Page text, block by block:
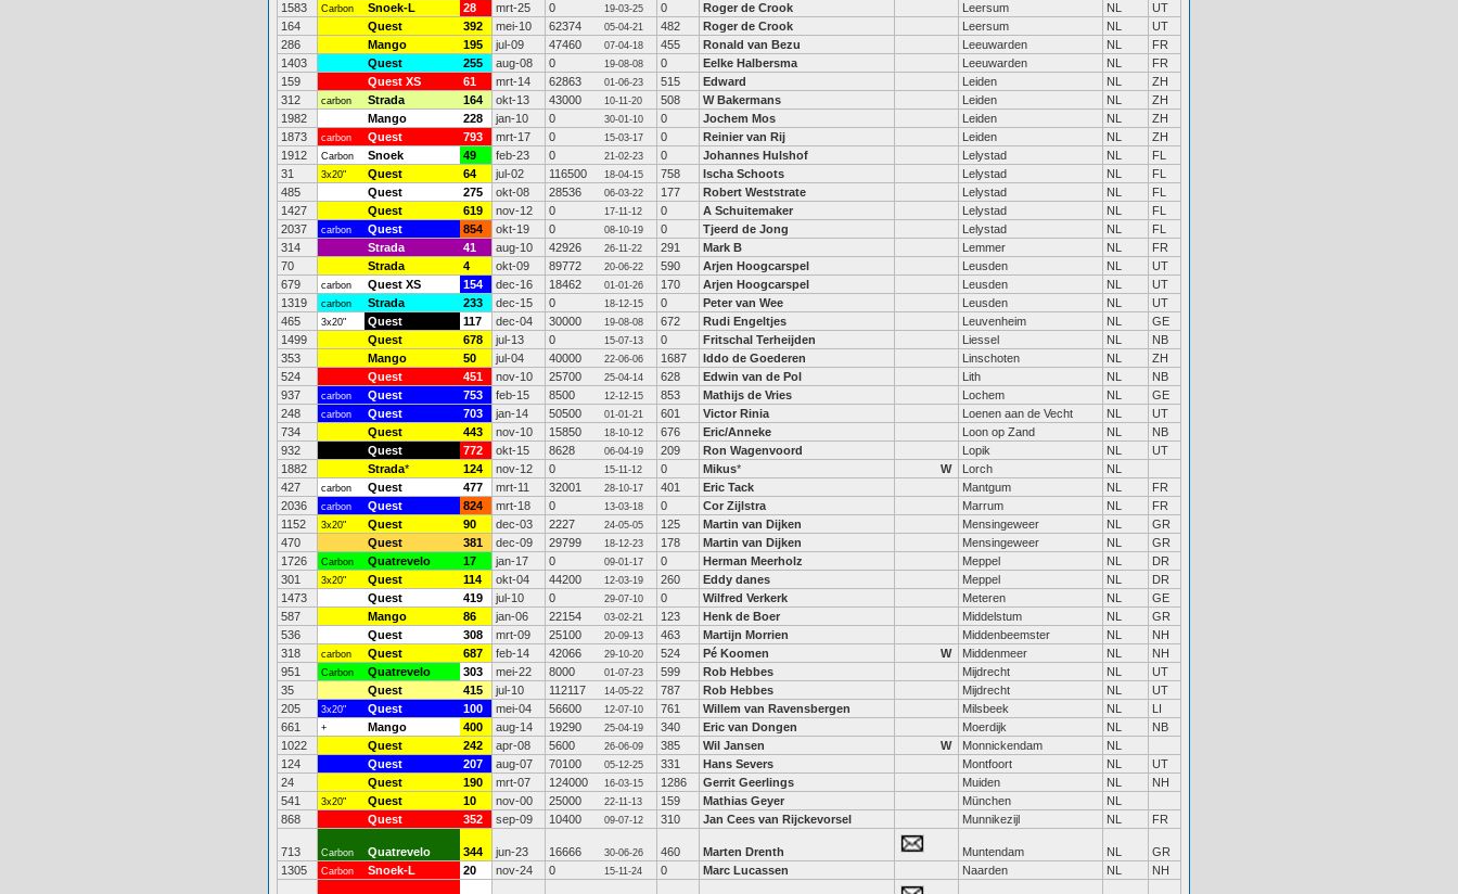
1583
Carbon Snoek-L 28 mrt-25 0 19-03-25 0 Roger de Crook Leersum NL
UT
164
Quest 392 mei-10 62374 05-04-21 482 Roger de Crook Leersum NL
UT
286
Mango 195 jul-09 47460 07-04-18 455 Ronald van Bezu Leeuwarden NL
FR
1403
Quest 255 aug-08 0 19-08-08 0 Eelke Halbersma Leeuwarden NL
FR
159
Quest XS 61 mrt-14 62863 01-06-23 515 Edward Leiden NL
ZH
312
carbon Strada 164 okt-13 43000 10-11-20 508 W Bakermans Leiden NL
ZH
1982
Mango 228 jan-10 0 30-01-10 0 Jochem Mos Leiden NL
ZH
1873
carbon Quest 793 mrt-17 0 15-03-17 0 Reinier van Rij Leiden NL
ZH
1912
Carbon Snoek 49 feb-23 0 21-02-23 0 Johannes Hulshof Lelystad NL
FL
31
3x20" Quest 64 jul-02 116500 18-04-15 758 Ischa Schoots Lelystad NL
FL
485
Quest 275 okt-08 28536 06-03-22 177 Robert Weststrate Lelystad NL
FL
1427
Quest 619 nov-12 0 17-11-12 0 A Schuitemaker Lelystad NL
FL
2037
carbon Quest 854 okt-19 0 08-10-19 0 Tjeerd de Jong Lelystad NL
FL
314
Strada 41 aug-10 42926 26-11-22 291 Mark B Lemmer NL
FR
70
Strada 4 okt-09 89772 20-06-22 590 Arjen Hoogcarspel Leusden NL
UT
679
carbon Quest XS 154 dec-16 18462 01-01-26 170 Arjen Hoogcarspel Leusden NL
UT
1319
carbon Strada 233 dec-15 0 18-12-15 0 Peter van Wee Leusden NL
UT
465
3x20" Quest 117 dec-04 30000 19-08-08 672 Rudi Engeltjes Leuvenheim NL
GE
1499
Quest 678 jul-13 0 15-07-13 0 Fritschal Terheijden Liessel NL
NB
353
Mango 50 jul-04 40000 22-06-06 1687 Iddo de Goederen Linschoten NL
ZH
524
Quest 451 nov-10 25700 25-04-14 628 Edwin van de Pol Lith NL
NB
937
carbon Quest 753 feb-15 8500 12-12-15 853 Mathijs de Vries Lochem NL
GE
248
carbon Quest 703 jan-14 50500 01-01-21 601 Victor Rinia Loenen aan de Vecht NL
UT
734
Quest 443 nov-10 15850 18-10-12 676 Eric/Anneke Loon op Zand NL
NB
932
Quest 772 okt-15 8628 06-04-19 209 Ron Wagenvoord Lopik NL
UT
1882
Strada* 124 nov-12 0 15-11-12 0 Mikus* W Lorch
NL
427
carbon Quest 477 mrt-11 32001 28-10-17 401 Eric Tack Mantgum NL
FR
2036
carbon Quest 824 mrt-18 0 13-03-18 0 Cor Zijlstra Marrum NL
FR
1152
3x20" Quest 90 dec-03 2227 24-05-05 125 Martin van Dijken Mensingeweer NL
GR
470
Quest 381 dec-09 29799 18-12-23 178 Martin van Dijken Mensingeweer NL
GR
1726
Carbon Quatrevelo 17 jan-17 0 09-01-17 0 Herman Meerholz Meppel NL
DR
301
3x20" Quest 114 okt-04 44200 12-03-19 260 Eddy danes Meppel NL
DR
1473
Quest 419 jul-10 0 29-07-10 0 Wilfred Verkerk Meteren NL
GE
587
Mango 86 jan-06 22154 03-02-21 123 Henk de Boer Middelstum NL
GR
536
Quest 308 mrt-09 25100 20-09-13 463 Martijn Morrien Middenbeemster NL
NH
318
carbon Quest 687 feb-14 42066 29-10-20 524 Pé Koomen W Middenmeer NL
NH
951
Carbon Quatrevelo 303 mei-22 8000 01-07-23 599 Rob Hebbes Mijdrecht NL
UT
35
Quest 415 jul-10 112117 14-05-22 787 Rob Hebbes Mijdrecht NL
UT
205
3x20" Quest 100 mei-04 56600 12-07-10 761 Willem van Ravensbergen Milsbeek NL
LI
661
+ Mango 400 aug-14 19290 25-04-19 340 Eric van Dongen Moerdijk NL
NB
1022
Quest 242 apr-08 5600 26-06-09 385 Wil Jansen W Monnickendam
NL
124
Quest 207 aug-07 70100 05-12-25 331 Hans Severs Montfoort NL
UT
24
Quest 190 mrt-07 124000 16-03-15 1286 Gerrit Geerlings Muiden NL
NH
541
3x20" Quest 10 nov-00 25000 22-11-13 159 Mathias Geyer München
NL
868
Quest 352 sep-09 10400 09-07-12 310 Jan Cees van Rijckevorsel Munnikezijl NL FR
713 Carbon Quatrevelo 344 jun-23 16666 30-06-26 460 Marten Drenth Muntendam NL
GR
1305
Carbon Snoek-L 20 nov-24 0 15-11-24 0 Marc Lucassen Naarden NL NH